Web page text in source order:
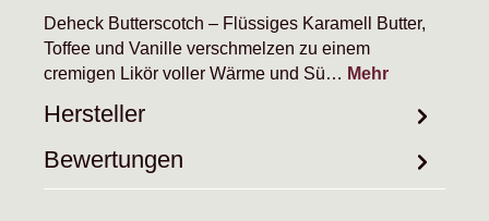
Deheck Butterscotch – Flüssiges Karamell Butter,
Toffee und Vanille verschmelzen zu einem
cremigen Likör voller Wärme und Sü… Mehr
Hersteller
Bewertungen